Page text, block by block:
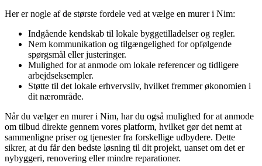
Her er nogle af de største fordele ved at vælge en murer i Nim:
Indgående kendskab til lokale byggetilladelser og regler.
Nem kommunikation og tilgængelighed for opfølgende
spørgsmål eller justeringer.
Mulighed for at anmode om lokale referencer og tidligere
arbejdseksempler.
Støtte til det lokale erhvervsliv, hvilket fremmer økonomien i
dit nærområde.
Når du vælger en murer i Nim, har du også mulighed for at anmode
om tilbud direkte gennem vores platform, hvilket gør det nemt at
sammenligne priser og tjenester fra forskellige udbydere. Dette
sikrer, at du får den bedste løsning til dit projekt, uanset om det er
nybyggeri, renovering eller mindre reparationer.